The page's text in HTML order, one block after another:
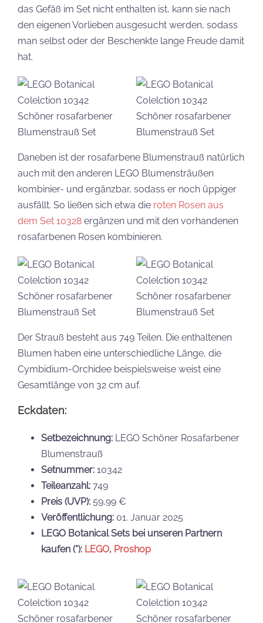
das Gefäß im Set nicht enthalten ist, kann sie nach
den eigenen Vorlieben ausgesucht werden, sodass
man selbst oder der Beschenkte lange Freude damit
hat.
Daneben ist der rosafarbene Blumenstrauß natürlich
auch mit den anderen LEGO Blumensträußen
kombinier- und ergänzbar, sodass er noch üppiger
ausfällt. So ließen sich etwa die roten Rosen aus
dem Set 10328 ergänzen und mit den vorhandenen
rosafarbenen Rosen kombinieren.
Der Strauß besteht aus 749 Teilen. Die enthaltenen
Blumen haben eine unterschiedliche Länge, die
Cymbidium-Orchidee beispielsweise weist eine
Gesamtlänge von 32 cm auf.
Eckdaten:
Setbezeichnung: LEGO Schöner Rosafarbener
Blumenstrauß
Setnummer: 10342
Teileanzahl: 749
Preis (UVP): 59,99 €
Veröffentlichung: 01. Januar 2025
LEGO Botanical Sets bei unseren Partnern
kaufen (*): LEGO, Proshop